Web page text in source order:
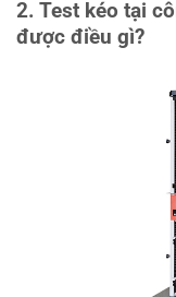
2. Test kéo tại
được điều gì?